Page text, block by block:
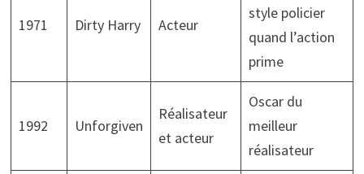
1971 Dirty Harry Acteur
style policier
quand l’action
prime
1992 Unforgiven
Réalisateur
et acteur
Oscar du
meilleur
réalisateur